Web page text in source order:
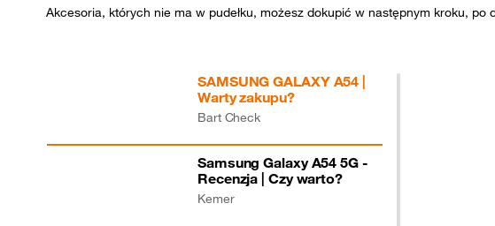
Akcesoria, których nie ma w pudełku, możesz dokupić w następnym kroku, po
SAMSUNG GALAXY A54 |
Warty zakupu?
Bart Check
Samsung Galaxy A54 5G -
Recenzja | Czy warto?
Kemer